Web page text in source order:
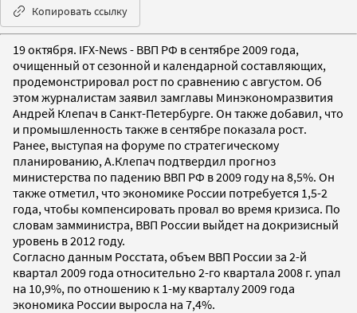
Копировать ссылку
19 октября. IFX-News - ВВП РФ в сентябре 2009 года,
очищенный от сезонной и календарной составляющих,
продемонстрировал рост по сравнению с августом. Об
этом журналистам заявил замглавы Минэкономразвития
Андрей Клепач в Санкт-Петербурге. Он также добавил, что
и промышленность также в сентябре показала рост.
Ранее, выступая на форуме по стратегическому
планированию, А.Клепач подтвердил прогноз
министерства по падению ВВП РФ в 2009 году на 8,5%. Он
также отметил, что экономике России потребуется 1,5-2
года, чтобы компенсировать провал во время кризиса. По
словам замминистра, ВВП России выйдет на докризисный
уровень в 2012 году.
Согласно данным Росстата, объем ВВП России за 2-й
квартал 2009 года относительно 2-го квартала 2008 г. упал
на 10,9%, по отношению к 1-му кварталу 2009 года
экономика России выросла на 7,4%.